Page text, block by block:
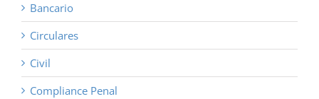
Bancario
Circulares
Civil
Compliance Penal